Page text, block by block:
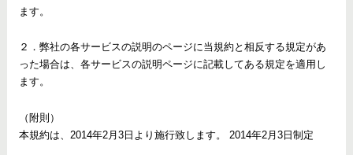
ます。
２．弊社の各サービスの説明のページに当規約と相反する規定があ
った場合は、各サービスの説明ページに記載してある規定を適用し
ます。
（附則）
本規約は、2014年2月3日より施行致します。 2014年2月3日制定